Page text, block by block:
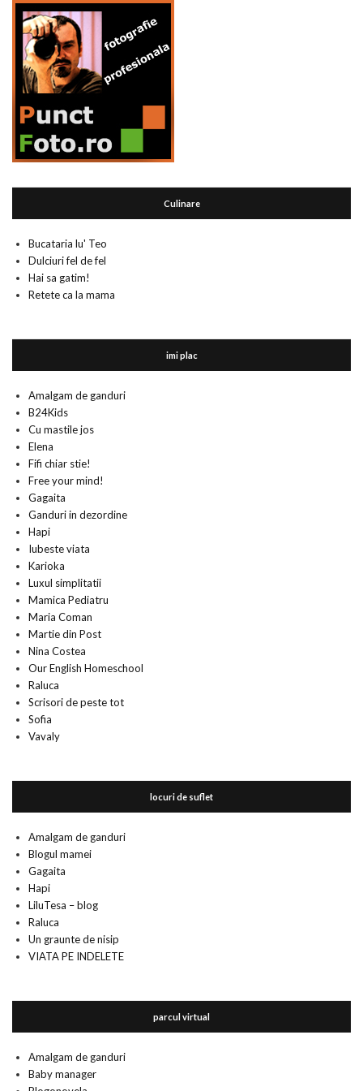
Culinare
Bucataria lu' Teo
Dulciuri fel de fel
Hai sa gatim!
Retete ca la mama
imi plac
Amalgam de ganduri
B24Kids
Cu mastile jos
Elena
Fifi chiar stie!
Free your mind!
Gagaita
Ganduri in dezordine
Hapi
Iubeste viata
Karioka
Luxul simplitatii
Mamica Pediatru
Maria Coman
Martie din Post
Nina Costea
Our English Homeschool
Raluca
Scrisori de peste tot
Sofia
Vavaly
locuri de suflet
Amalgam de ganduri
Blogul mamei
Gagaita
Hapi
LiluTesa – blog
Raluca
Un graunte de nisip
VIATA PE INDELETE
parcul virtual
Amalgam de ganduri
Baby manager